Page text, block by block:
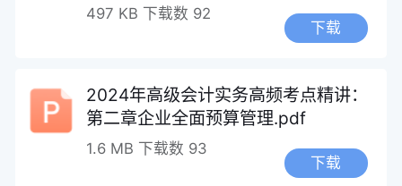
497 KB 下载数 92
下载
2024年高级会计实务高频考点精讲：
第二章企业全面预算管理.pdf
1.6 MB 下载数 93
下载